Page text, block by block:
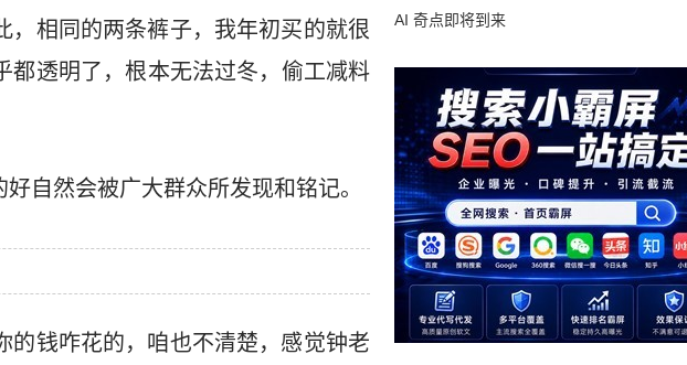
，相同的两条裤子，我年初买的就很
都透明了，根本无法过冬，偷工减料
自然会被广大群众所发现和铭记。
的钱咋花的，咱也不清楚，感觉钟老
AI 奇点即将到来